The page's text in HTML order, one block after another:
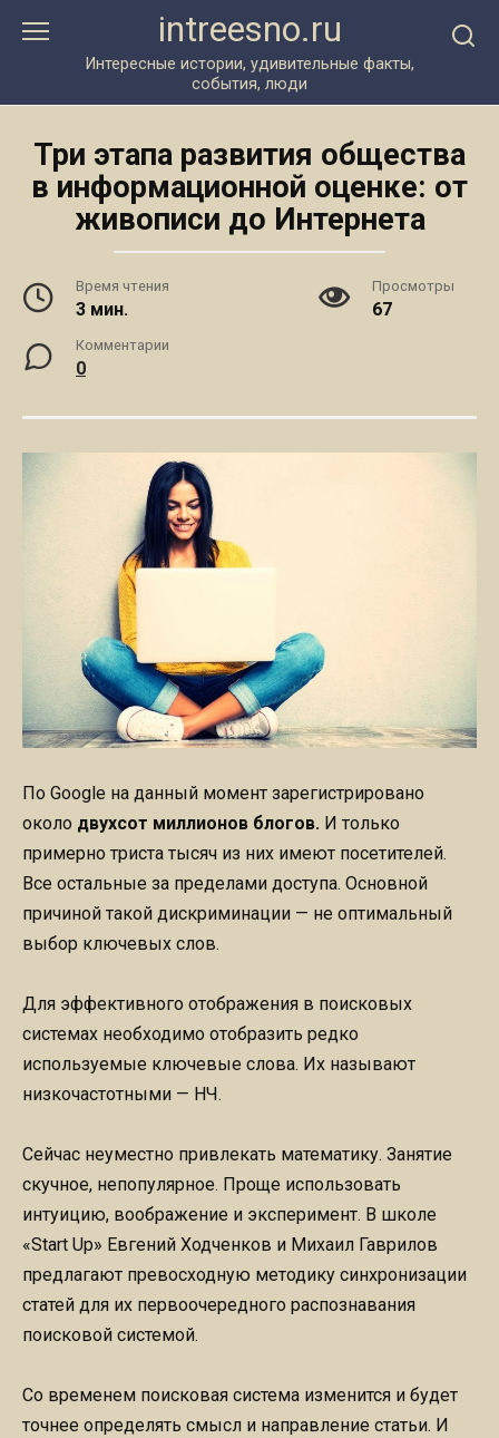
intreesno.ru
Интересные истории, удивительные факты,
события, люди
Три этапа развития общества
в информационной оценке: от
живописи до Интернета
Время чтения
3 мин.
Просмотры
67
Комментарии
0
По Google на данный момент зарегистрировано
около двухсот миллионов блогов. И только
примерно триста тысяч из них имеют посетителей.
Все остальные за пределами доступа. Основной
причиной такой дискриминации — не оптимальный
выбор ключевых слов.
Для эффективного отображения в поисковых
системах необходимо отобразить редко
используемые ключевые слова. Их называют
низкочастотными — НЧ.
Сейчас неуместно привлекать математику. Занятие
скучное, непопулярное. Проще использовать
интуицию, воображение и эксперимент. В школе
«Start Up» Евгений Ходченков и Михаил Гаврилов
предлагают превосходную методику синхронизации
статей для их первоочередного распознавания
поисковой системой.
Со временем поисковая система изменится и будет
точнее определять смысл и направление статьи. И